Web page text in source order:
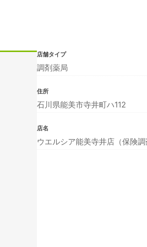
店舗タイプ
調剤薬局
住所
石川県能美市寺井町ハ112
店名
ウエルシア能美寺井店（保険調